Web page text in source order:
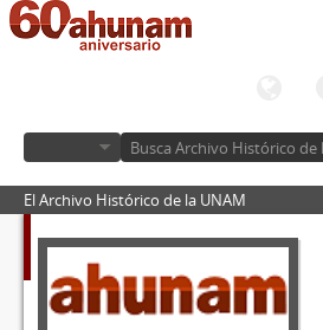
El Archivo Histórico de la UNAM